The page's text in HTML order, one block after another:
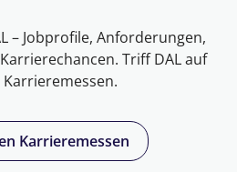
– Jobprofile, Anforderungen,
Triff DAL auf
Karrieremessen